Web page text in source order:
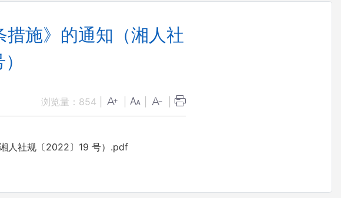
施》的通知（湘人社
浏览量： 854
人社规〔2022〕19 号）.pdf